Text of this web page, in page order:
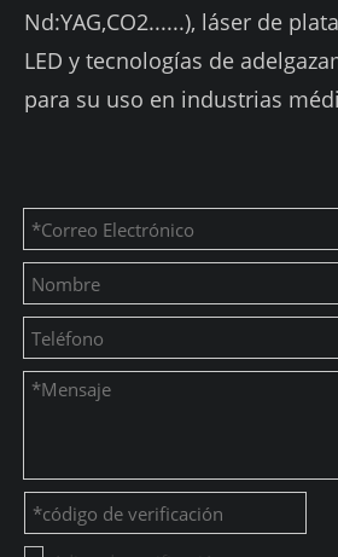
Nd:YAG,CO2......), láser de
LED y tecnologías de
para su uso en industrias